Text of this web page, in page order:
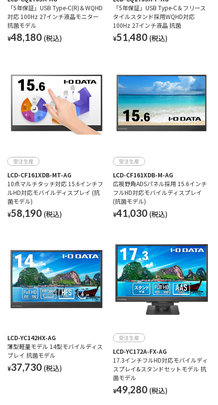
「5年保証」USB Type-C(R)＆WQHD
対応 100Hz 27インチ液晶モニター
抗菌モデル
¥48,180
「5年保証」USB Type-C＆フリース
タイルスタンド採用WQHD対応
100Hz 27インチ液晶 抗菌
¥51,480
LCD-CF161XDB-MT-AG
10点マルチタッチ対応 15.6インチフ
ルHD対応モバイルディスプレイ (抗
菌モデル)
¥58,190
LCD-CF161XDB-M-AG
広視野角ADSパネル採用 15.6インチ
フルHD対応モバイルディスプレイ
(抗菌モデル)
¥41,030
LCD-YC142HX-AG
薄型軽量モデル 14型モバイルディス
プレイ 抗菌モデル
¥37,730
LCD-YC172A-FX-AG
17.3インチフルHD対応モバイルディ
スプレイ&スタンドセットモデル 抗
菌モデル
¥49,280